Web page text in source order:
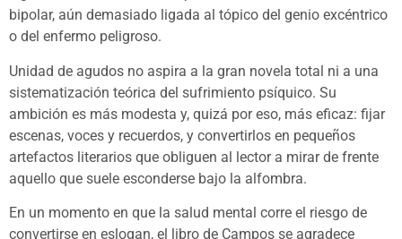
bipolar, aún demasiado ligada al tópico del genio excéntrico
o del enfermo peligroso.
Unidad de agudos no aspira a la gran novela total ni a una
sistematización teórica del sufrimiento psíquico. Su
ambición es más modesta y, quizá por eso, más eficaz: fijar
escenas, voces y recuerdos, y convertirlos en pequeños
artefactos literarios que obliguen al lector a mirar de frente
aquello que suele esconderse bajo la alfombra.
En un momento en que la salud mental corre el riesgo de
convertirse en eslogan, el libro de Campos se agradece